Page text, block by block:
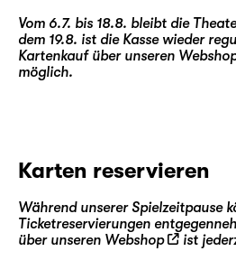
Vom 6.7. bis 18.8. bleibt die
dem 19.8. ist die Kasse wieder
Kartenkauf über unseren
möglich.
Karten reservieren
Während unserer Spielzeitpause
Ticketreservierungen
über unseren Webshop ist